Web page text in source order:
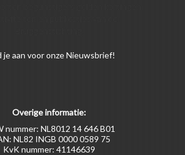
je aan voor onze Nieuwsbrief!
Overige informatie:
nummer: NL8012 14 646 B01
NL82 INGB 0000 0589 75
KvK nummer: 41146639